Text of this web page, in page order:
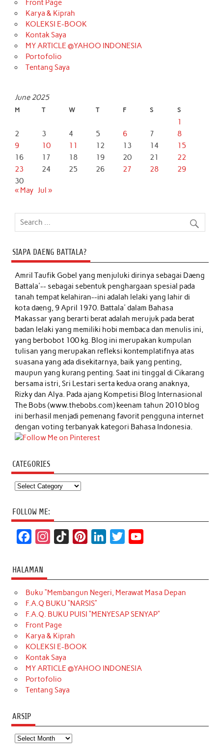
Front Page
Karya & Kiprah
KOLEKSI E-BOOK
Kontak Saya
MY ARTICLE @YAHOO INDONESIA
Portofolio
Tentang Saya
June 2025
M T W T F S S
1
2
3 4 5 6 7
8
9
10 11 12 13 14
15
16
17 18 19 20 21
22
23
24 25 26 27 28
29
30
« May Jul »
SIAPA DAENG BATTALA?
Amril Taufik Gobelyang menjuluki dirinya sebagai Daeng
Battala'-- sebagai sebentuk penghargaan spesial pada
tanah tempat kelahiran--ini adalah lelaki yang lahir di
kota daeng, 9 April 1970. Battala' dalam Bahasa
Makassar yang berarti berat adalah merujuk pada berat
badan lelaki yang memiliki hobi membaca dan menulis ini,
yang berbobot 100 kg. Blog ini merupakan kumpulan
tulisan yang merupakan refleksi kontemplatifnya atas
suasana yang ada disekitarnya, baik yang penting,
maupun yang kurang penting. Saat ini tinggal di Cikarang
bersama istri, Sri Lestari serta kedua orang anaknya,
Rizky dan Alya. Pada ajang Kompetisi Blog Internasional
The Bobs (www.thebobs.com) keenam tahun 2010 blog
ini berhasil menjadi pemenang favorit pengguna internet
dengan voting terbanyak kategori Bahasa Indonesia.
CATEGORIES
Categories
FOLLOW ME:
c
e
b
o
o
k
t
a
g
r
a
m
T
o
k
t
e
r
k
e
d
t
t
e
T
u
b
HALAMAN
Buku “Membangun Negeri, Merawat Masa Depan
F.A.Q BUKU “NARSIS”
F.A.Q. BUKU PUISI “MENYESAP SENYAP”
Front Page
Karya & Kiprah
KOLEKSI E-BOOK
Kontak Saya
MY ARTICLE @YAHOO INDONESIA
Portofolio
Tentang Saya
ARSIP
Arsip